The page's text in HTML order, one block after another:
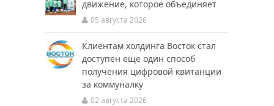
движение, которое объединяет
05 августа 2026
Клиентам холдинга Восток стал
доступен еще один способ
получения цифровой квитанции
за коммуналку
02 августа 2026